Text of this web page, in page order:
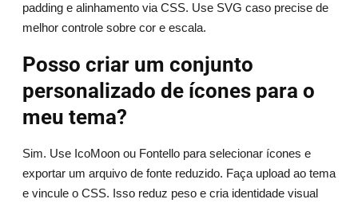
padding e alinhamento via CSS. Use SVG caso precise de
melhor controle sobre cor e escala.
Posso criar um conjunto
personalizado de ícones para o
meu tema?
Sim. Use IcoMoon ou Fontello para selecionar ícones e
exportar um arquivo de fonte reduzido. Faça upload ao tema
e vincule o CSS. Isso reduz peso e cria identidade visual